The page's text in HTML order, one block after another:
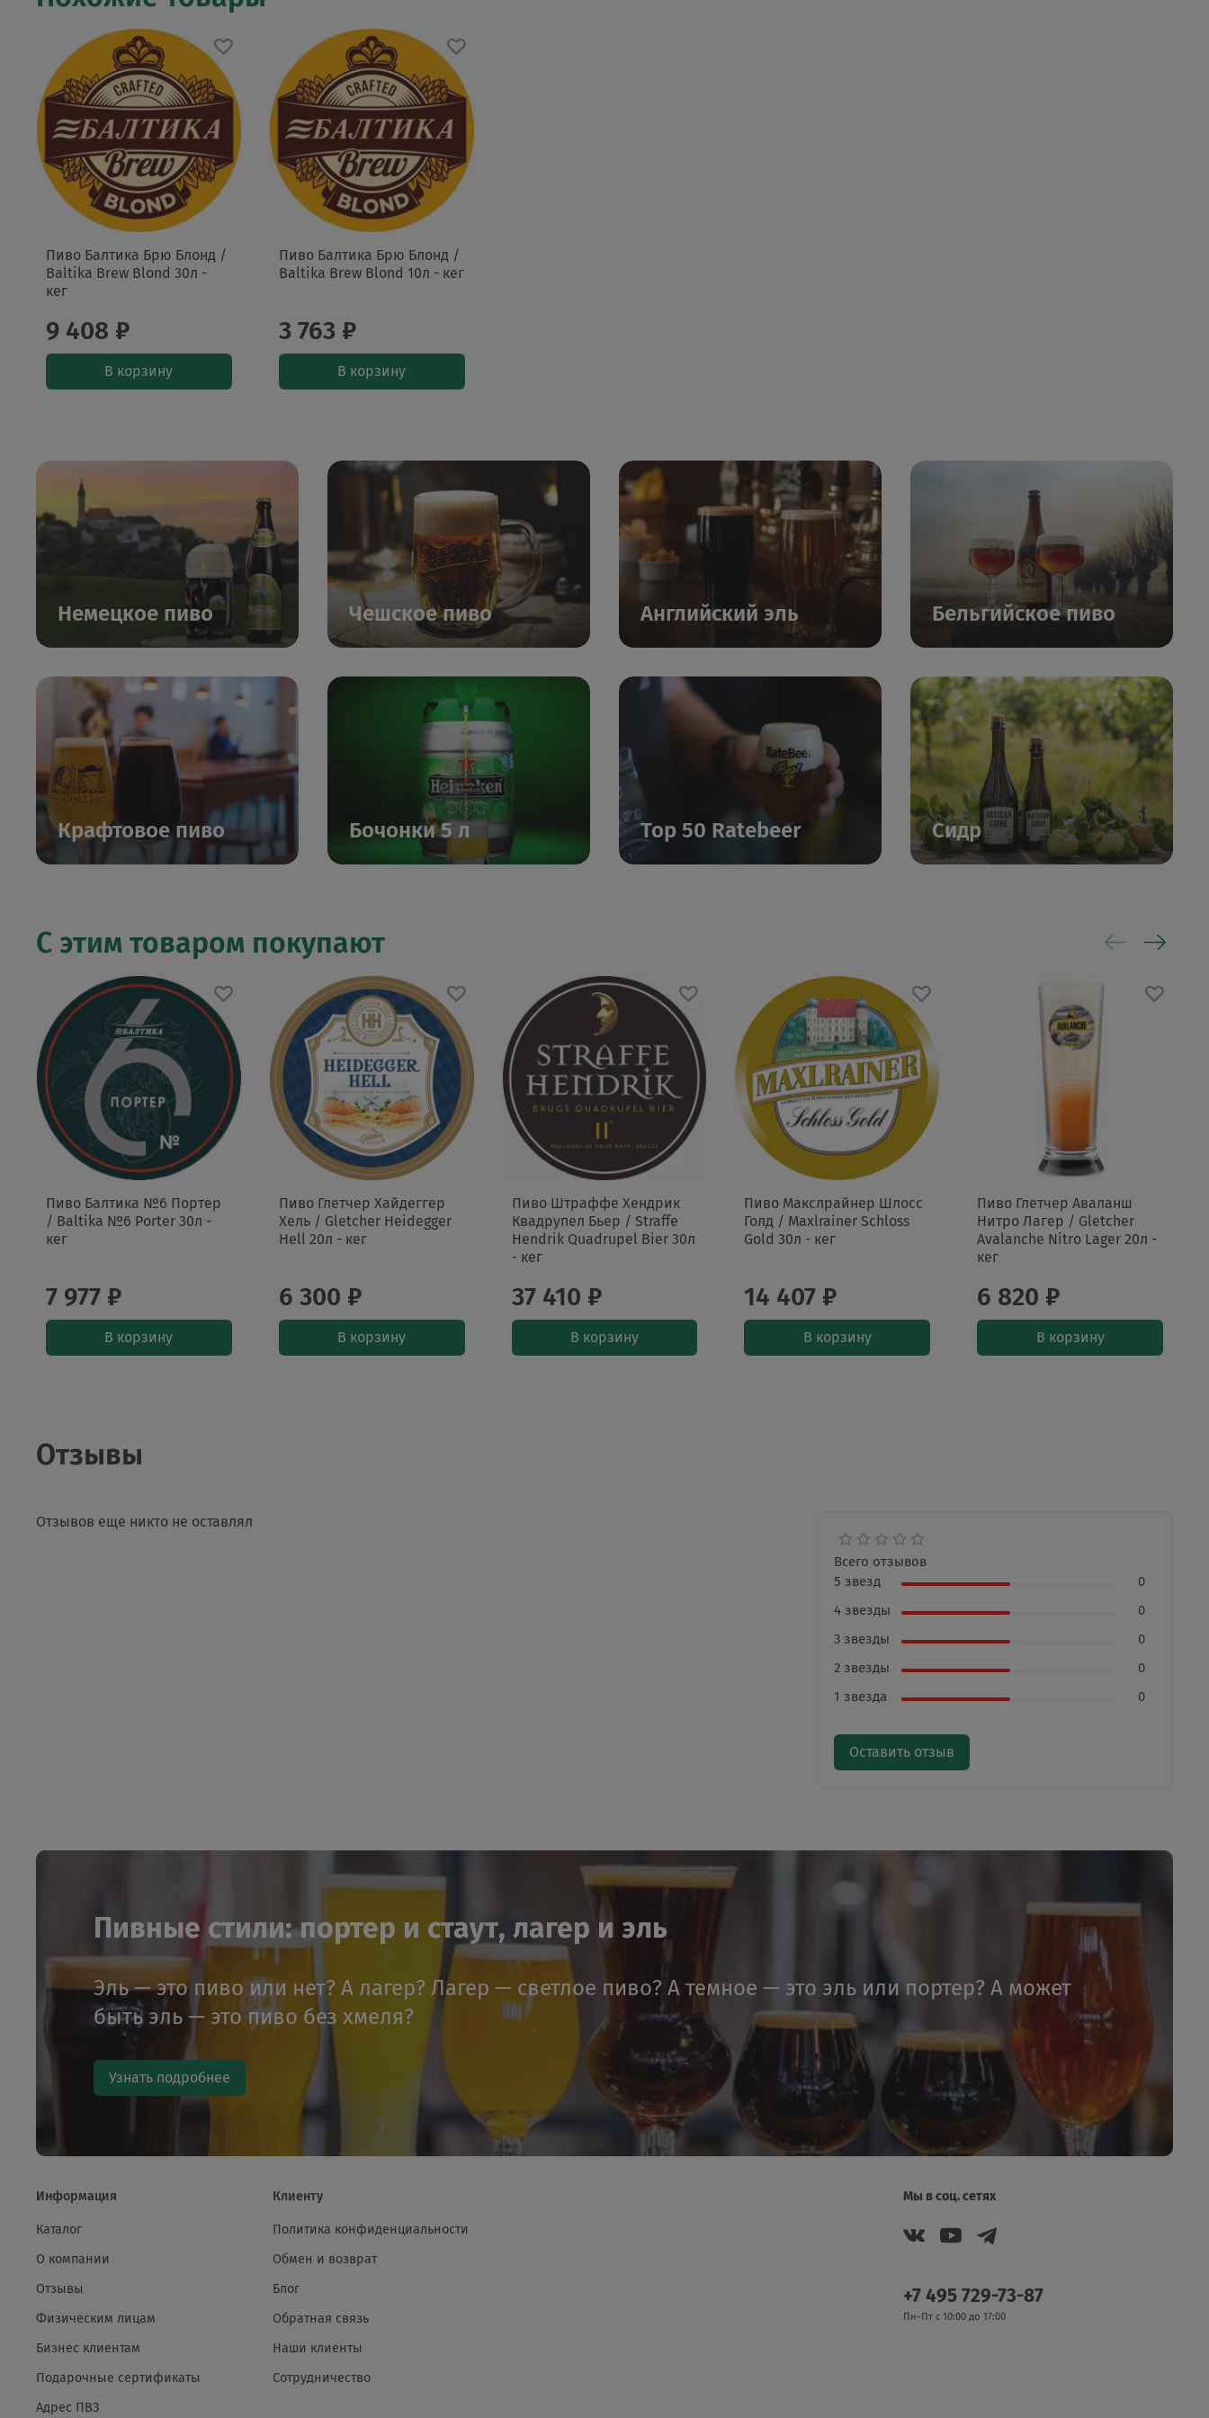
Пиво Балтика Брю Блонд /
Baltika Brew Blond 30л -
кег
9 408 ₽
В корзину
Пиво Балтика Брю Блонд /
Baltika Brew Blond 10л - кег
3 763 ₽
В корзину
Немецкое пиво Чешское пиво Английский эль Бельгийское пиво
Крафтовое пиво Бочонки 5 л Top 50 Ratebeer Сидр
С этим товаром покупают
Пиво Балтика №6 Портер
/ Baltika №6 Porter 30л -
кег
7 977 ₽
В корзину
Пиво Глетчер Хайдеггер
Хель / Gletcher Heidegger
Hell 20л - кег
6 300 ₽
В корзину
Пиво Штраффе Хендрик
Квадрупел Бьер / Straffe
Hendrik Quadrupel Bier 30л
- кег
37 410 ₽
В корзину
Пиво Макслрайнер Шлосс
Голд / Maxlrainer Schloss
Gold 30л - кег
14 407 ₽
В корзину
Пиво Глетчер Аваланш
Нитро Лагер / Gletcher
Avalanche Nitro Lager 20л -
кег
6 820 ₽
В корзину
Отзывы
Отзывов еще никто не оставлял
Всего отзывов
5 звезд
0
4 звезды
0
3 звезды
0
2 звезды
0
1 звезда
0
Оставить отзыв
Пивные стили: портер и стаут, лагер и эль
Эль — это пиво или нет? А лагер? Лагер — светлое пиво? А темное — это эль или портер? А может
быть эль — это пиво без хмеля?
Узнать подробнее
Информация
Каталог
О компании
Отзывы
Физическим лицам
Бизнес клиентам
Подарочные сертификаты
Адрес ПВЗ
Клиенту
Политика конфиденциальности
Обмен и возврат
Блог
Обратная связь
Наши клиенты
Сотрудничество
Мы в соц. сетях
+7 495 729-73-87
Пн-Пт с 10:00 до 17:00